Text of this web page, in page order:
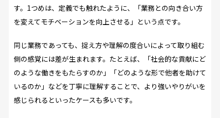
す。1つめは、定義でも触れたように、「業務との向き合い方
を変えてモチベーションを向上させる」という点です。
同じ業務であっても、捉え方や理解の度合いによって取り組む
側の感覚には差が生まれます。たとえば、「社会的な貢献にど
のような働きをもたらすのか」「どのような形で他者を助けて
いるのか」などを丁寧に理解することで、より強いやりがいを
感じられるといったケースも多いです。